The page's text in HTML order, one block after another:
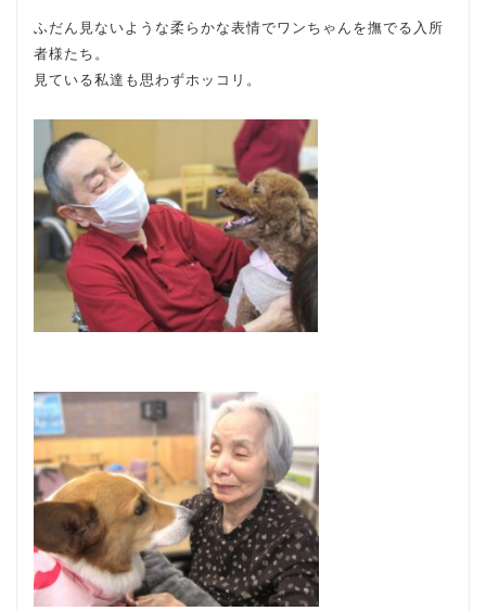
ふだん見ないような柔らかな表情でワンちゃんを撫でる入所
者様たち。
見ている私達も思わずホッコリ。